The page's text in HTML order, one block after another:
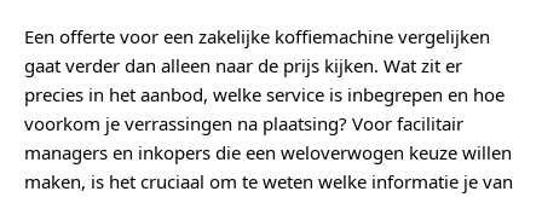
Een offerte voor een zakelijke koffiemachine vergelijken
gaat verder dan alleen naar de prijs kijken. Wat zit er
precies in het aanbod, welke service is inbegrepen en hoe
voorkom je verrassingen na plaatsing? Voor facilitair
managers en inkopers die een weloverwogen keuze willen
maken, is het cruciaal om te weten welke informatie je van